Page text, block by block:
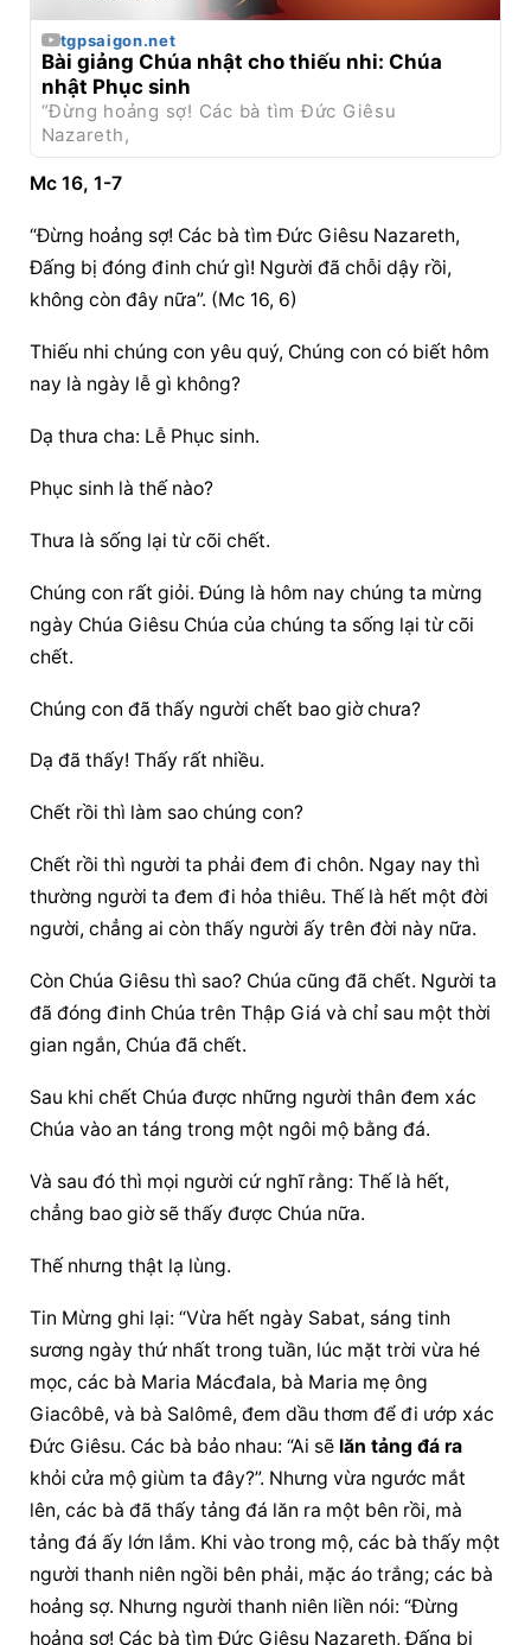
tgpsaigon.net
Bài giảng Chúa nhật cho thiếu nhi: Chúa
nhật Phục sinh
“Ðừng hoảng sợ! Các bà tìm Ðức Giêsu
Nazareth,
Mc 16, 1-7
“Ðừng hoảng sợ! Các bà tìm Ðức Giêsu Nazareth,
Ðấng bị đóng đinh chứ gì! Người đã chỗi dậy rồi,
không còn đây nữa”. (Mc 16, 6)
Thiếu nhi chúng con yêu quý, Chúng con có biết hôm
nay là ngày lễ gì không?
Dạ thưa cha: Lễ Phục sinh.
Phục sinh là thế nào?
Thưa là sống lại từ cõi chết.
Chúng con rất giỏi. Đúng là hôm nay chúng ta mừng
ngày Chúa Giêsu Chúa của chúng ta sống lại từ cõi
chết.
Chúng con đã thấy người chết bao giờ chưa?
Dạ đã thấy! Thấy rất nhiều.
Chết rồi thì làm sao chúng con?
Chết rồi thì người ta phải đem đi chôn. Ngay nay thì
thường người ta đem đi hỏa thiêu. Thế là hết một đời
người, chẳng ai còn thấy người ấy trên đời này nữa.
Còn Chúa Giêsu thì sao? Chúa cũng đã chết. Người ta
đã đóng đinh Chúa trên Thập Giá và chỉ sau một thời
gian ngắn, Chúa đã chết.
Sau khi chết Chúa được những người thân đem xác
Chúa vào an táng trong một ngôi mộ bằng đá.
Và sau đó thì mọi người cứ nghĩ rằng: Thế là hết,
chẳng bao giờ sẽ thấy được Chúa nữa.
Thế nhưng thật lạ lùng.
Tin Mừng ghi lại: “Vừa hết ngày Sabat, sáng tinh
sương ngày thứ nhất trong tuần, lúc mặt trời vừa hé
mọc, các bà Maria Mácđala, bà Maria mẹ ông
Giacôbê, và bà Salômê, đem dầu thơm để đi ướp xác
Ðức Giêsu. Các bà bảo nhau: “Ai sẽ lăn tảng đá ra
khỏi cửa mộ giùm ta đây?”. Nhưng vừa ngước mắt
lên, các bà đã thấy tảng đá lăn ra một bên rồi, mà
tảng đá ấy lớn lắm. Khi vào trong mộ, các bà thấy một
người thanh niên ngồi bên phải, mặc áo trắng; các bà
hoảng sợ. Nhưng người thanh niên liền nói: “Ðừng
hoảng sợ! Các bà tìm Ðức Giêsu Nazareth, Ðấng bị